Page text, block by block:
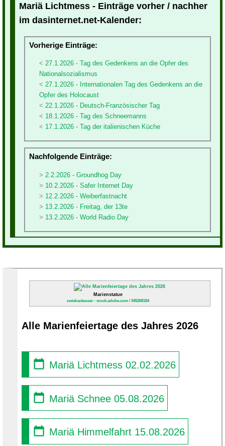
Mariä Lichtmess - Einträge vorher / nachher
im dasinternet.net-Kalender:
Vorherige Einträge:
27.1.2026 - Tag des Gedenkens an die Opfer des
Nationalsozialismus
27.1.2026 - Internationalen Tag des Gedenkens an die
Opfer des Holocaust
22.1.2026 - Deutsch-Französischer Tag
18.1.2026 - Tag des Schneemanns
17.1.2026 - Tag der italienischen Küche
Nachfolgende Einträge:
2.2.2026 - Groundhog Day
10.2.2026 - Safer Internet Day
12.2.2026 - Weiberfastnacht
13.2.2026 - Freitag, der 13te
13.2.2026 - World Radio Day
Marienstatue
zwiebackesser - stock.adobe.com / 345268184
Alle Marienfeiertage des Jahres 2026
Mariä Lichtmess 02.02.2026
Mariä Schnee 05.08.2026
Mariä Himmelfahrt 15.08.2026